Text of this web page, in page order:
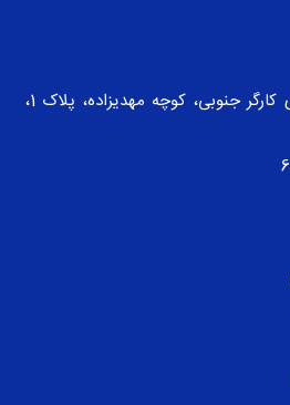
تهران، میدان انقلاب، ابتدای کارگر جنوبی، کوچه مهدیزاده، پلاک 1،